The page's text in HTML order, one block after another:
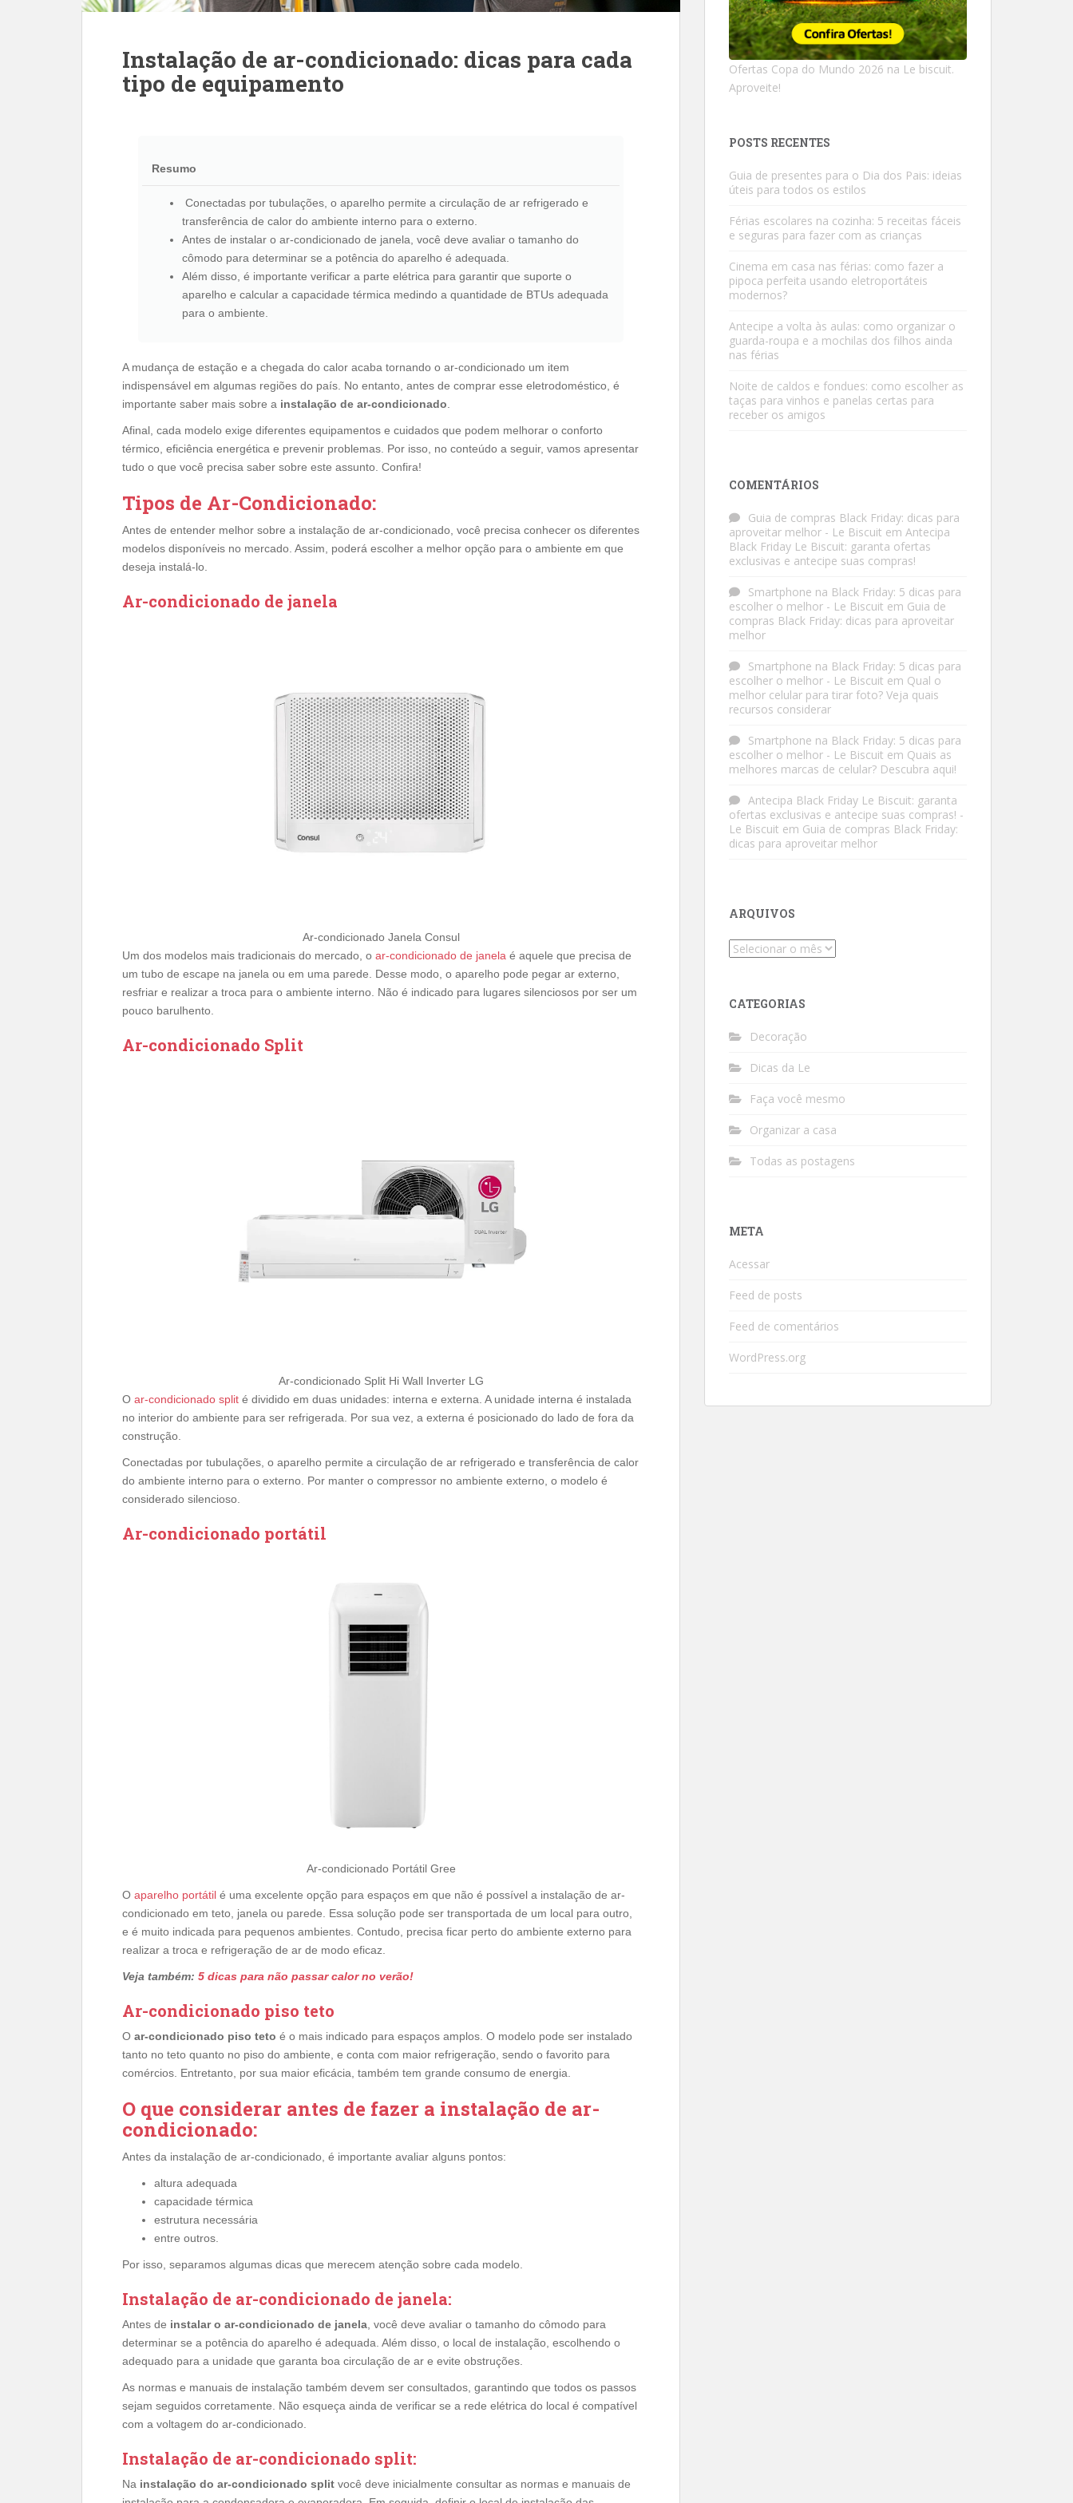
Instalação de ar-condicionado: dicas para cada
tipo de equipamento
Resumo
Conectadas por tubulações, o aparelho permite a circulação de ar refrigerado e
transferência de calor do ambiente interno para o externo.
Antes de instalar o ar-condicionado de janela, você deve avaliar o tamanho do
cômodo para determinar se a potência do aparelho é adequada.
Além disso, é importante verificar a parte elétrica para garantir que suporte o
aparelho e calcular a capacidade térmica medindo a quantidade de BTUs adequada
para o ambiente.
A mudança de estação e a chegada do calor acaba tornando o ar-condicionado um item
indispensável em algumas regiões do país. No entanto, antes de comprar esse eletrodoméstico, é
importante saber mais sobre a instalação de ar-condicionado
Afinal, cada modelo exige diferentes equipamentos e cuidados que podem melhorar o conforto
térmico, eficiência energética e prevenir problemas. Por isso, no conteúdo a seguir, vamos apresentar
tudo o que você precisa saber sobre este assunto. Confira!
Tipos de Ar-Condicionado:
Antes de entender melhor sobre a instalação de ar-condicionado, você precisa conhecer os diferentes
modelos disponíveis no mercado. Assim, poderá escolher a melhor opção para o ambiente em que
deseja instalá-lo.
Ar-condicionado de janela
Ar-condicionado Janela Consul
Um dos modelos mais tradicionais do mercado, o ar-condicionado de janela é aquele que precisa de
um tubo de escape na janela ou em uma parede. Desse modo, o aparelho pode pegar ar externo,
resfriar e realizar a troca para o ambiente interno. Não é indicado para lugares silenciosos por ser um
pouco barulhento.
Ar-condicionado Split
Ar-condicionado Split Hi Wall Inverter LG
O ar-condicionado split é dividido em duas unidades: interna e externa. A unidade interna é instalada
no interior do ambiente para ser refrigerada. Por sua vez, a externa é posicionado do lado de fora da
construção.
Conectadas por tubulações, o aparelho permite a circulação de ar refrigerado e transferência de calor
do ambiente interno para o externo. Por manter o compressor no ambiente externo, o modelo é
considerado silencioso.
Ar-condicionado portátil
Ar-condicionado Portátil Gree
O aparelho portátil é uma excelente opção para espaços em que não é possível a instalação de ar-
condicionado em teto, janela ou parede. Essa solução pode ser transportada de um local para outro,
e é muito indicada para pequenos ambientes. Contudo, precisa ficar perto do ambiente externo para
realizar a troca e refrigeração de ar de modo eficaz.
Veja também: 5 dicas para não passar calor no verão!
Ar-condicionado piso teto
O ar-condicionado piso teto é o mais indicado para espaços amplos. O modelo pode ser instalado
tanto no teto quanto no piso do ambiente, e conta com maior refrigeração, sendo o favorito para
comércios. Entretanto, por sua maior eficácia, também tem grande consumo de energia.
O que considerar antes de fazer a instalação de ar-
condicionado:
Antes da instalação de ar-condicionado, é importante avaliar alguns pontos:
altura adequada
capacidade térmica
estrutura necessária
entre outros.
Por isso, separamos algumas dicas que merecem atenção sobre cada modelo.
Instalação de ar-condicionado de janela:
Antes de instalar o ar-condicionado de janela, você deve avaliar o tamanho do cômodo para
determinar se a potência do aparelho é adequada. Além disso, o local de instalação, escolhendo o
adequado para a unidade que garanta boa circulação de ar e evite obstruções.
As normas e manuais de instalação também devem ser consultados, garantindo que todos os passos
sejam seguidos corretamente. Não esqueça ainda de verificar se a rede elétrica do local é compatível
com a voltagem do ar-condicionado.
Instalação de ar-condicionado split:
Na instalação do ar-condicionado split você deve inicialmente consultar as normas e manuais de
Ofertas Copa do Mundo 2026 na Le biscuit.
Aproveite!
POSTS RECENTES
Guia de presentes para o Dia dos Pais: ideias
úteis para todos os estilos
Férias escolares na cozinha: 5 receitas fáceis
e seguras para fazer com as crianças
Cinema em casa nas férias: como fazer a
pipoca perfeita usando eletroportáteis
modernos?
Antecipe a volta às aulas: como organizar o
guarda-roupa e a mochilas dos filhos ainda
nas férias
Noite de caldos e fondues: como escolher as
taças para vinhos e panelas certas para
receber os amigos
COMENTÁRIOS
Guia de compras Black Friday: dicas para
aproveitar melhor - Le Biscuit em Antecipa
Black Friday Le Biscuit: garanta ofertas
exclusivas e antecipe suas compras!
Smartphone na Black Friday: 5 dicas para
escolher o melhor - Le Biscuit em Guia de
compras Black Friday: dicas para aproveitar
melhor
Smartphone na Black Friday: 5 dicas para
escolher o melhor - Le Biscuit em Qual o
melhor celular para tirar foto? Veja quais
recursos considerar
Smartphone na Black Friday: 5 dicas para
escolher o melhor - Le Biscuit em Quais as
melhores marcas de celular? Descubra aqui!
Antecipa Black Friday Le Biscuit: garanta
ofertas exclusivas e antecipe suas compras! -
Le Biscuit em Guia de compras Black Friday:
dicas para aproveitar melhor
ARQUIVOS
Arquivos
CATEGORIAS
Decoração
Dicas da Le
Faça você mesmo
Organizar a casa
Todas as postagens
META
Acessar
Feed de posts
Feed de comentários
WordPress.org